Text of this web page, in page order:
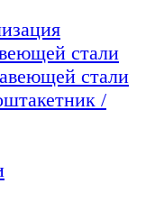
стали
стали
/